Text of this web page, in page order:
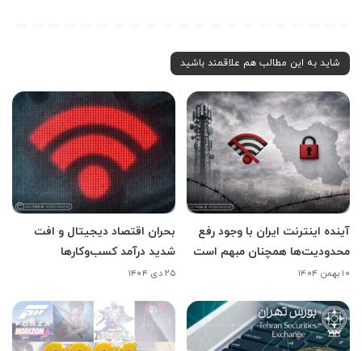
شاید به این مطالب هم علاقمند باشید
آینده اینترنت ایران با وجود رفع
محدودیت‌ها همچنان مبهم است
۱۰ بهمن ۱۴۰۴
بحران اقتصاد دیجیتال و افت
شدید درآمد کسب‌وکارها
۲۵ دی ۱۴۰۴